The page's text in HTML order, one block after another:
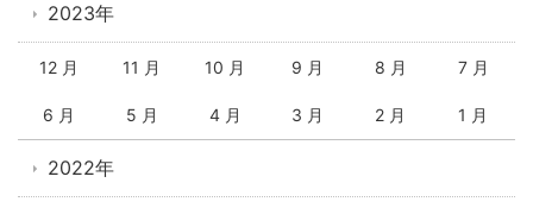
2023年
12 月 11 月 10 月 9 月 8 月 7 月
6 月 5 月 4 月 3 月 2 月 1 月
2022年